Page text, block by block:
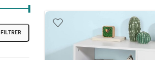
FILTRER